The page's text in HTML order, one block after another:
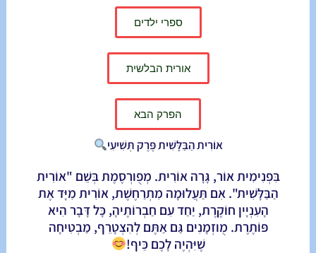
ספרי ילדים
אורית הבלשית
הפרק הבא
אוֹרִית הַבַּלָּשִׁית פֶּרֶק תְּשִׁיעִי
בִּפְנִימִית אוֹר, גָּרָה אוֹרִית. מְפֻורְסֶמֶת בְּשֵׁם "אוֹרִית
הַבַּלָּשִׁית". אִם תַּעֲלוּמָה מִתְרַחֶשֶׁת, אוֹרִית מִיָּד אֶת
הָעִנְיָין חוֹקֶרֶת, יַחַד עִם חַבְרוֹתֶיהָ, כָּל דָּבָר הִיא
פּוֹתֶרֶת. מֻוזְמָנִים גַּם אַתֶּם לְהִצְטָרֵף, מַבְטִיחָה
שֶׁיִּהְיֶה לָכֶם כֵּיף!